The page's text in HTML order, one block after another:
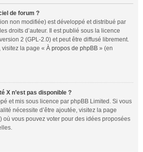
de forum ?
non modifiée) est développé et distribué par
droits d’auteur. Il est publié sous la licence
2 (GPL-2.0) et peut être diffusé librement.
visitez la page « À propos de phpBB » (en
X n’est pas disponible ?
et mis sous licence par phpBB Limited. Si vous
nécessite d’être ajoutée, visitez la page
où vous pouvez voter pour des idées proposées